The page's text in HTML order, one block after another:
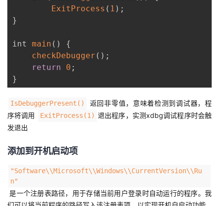
ExitProcess ( 1 ) ;
}
int main ( )
{
checkDebugger ( ) ;
return
0 ;
}
IsDebuggerPresent()
返回非零值，意味着检测到调试器，程
序将调用
ExitProcess(1) 退出程序，实测xdbg调试程序时会触
发退出
添加到开机启动项
"Software\\Microsoft\\Windows\\CurrentVersion\\Ru
n"
是一个注册表路径，用于存储当前用户登录时自动运行的程序。我